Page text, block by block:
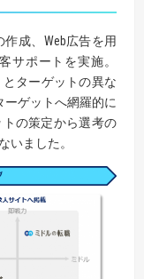
成、Web広告を用
サポートを実施。
とターゲットの異な
ゲットへ網羅的に
の策定から選考の
いました。